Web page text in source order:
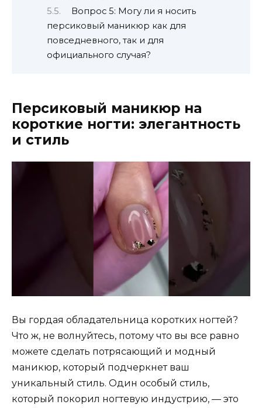
Вопрос 5: Могу ли я носить
персиковый маникюр как для
повседневного, так и для
официального случая?
Персиковый маникюр на
короткие ногти: элегантность
и стиль
Вы гордая обладательница коротких ногтей?
Что ж, не волнуйтесь, потому что вы все равно
можете сделать потрясающий и модный
маникюр, который подчеркнет ваш
уникальный стиль. Один особый стиль,
который покорил ногтевую индустрию, — это